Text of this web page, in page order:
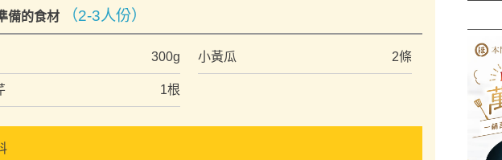
備的食材 （2-3人份）
300g 小黃瓜 2條
1根